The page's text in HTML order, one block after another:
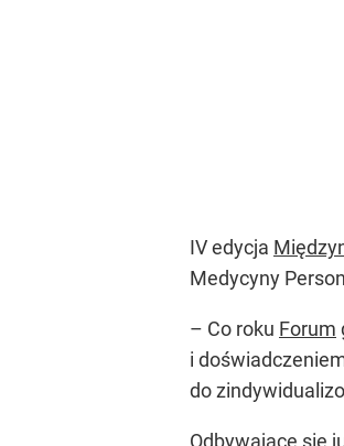
IV edycja
Medycyny
– Co roku Forum
i
do
Odbywające się